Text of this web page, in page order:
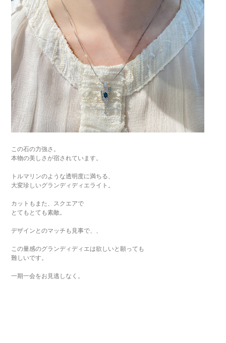
この石の力強さ。
本物の美しさが宿されています。
トルマリンのような透明度に満ちる、
大変珍しいグランディディエライト。
カットもまた、スクエアで
とてもとても素敵。
デザインとのマッチも見事で、、
この量感のグランディディエは欲しいと願っても
難しいです。
一期一会をお見逃しなく。